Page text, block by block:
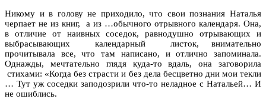
Никому и в голову не приходило, что свои познания Наталья
черпает не из книг, а из …обычного отрывного календаря. Она,
в отличие от наивных соседок, равнодушно отрывающих и
выбрасывающих календарный листок, внимательно
прочитывала все, что там написано, и отлично запоминала.
Однажды, мечтательно глядя куда-то вдаль, она заговорила
стихами: «Когда без страсти и без дела бесцветно дни мои текли
… Тут уж соседки заподозрили что-то неладное с Натальей… И
не ошиблись.